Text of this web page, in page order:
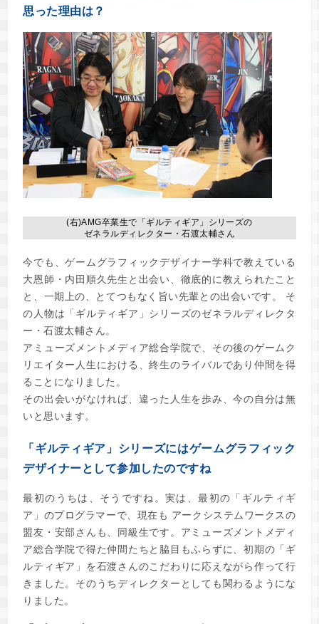
思った理由は？
(右)AMG卒業生で「ギルティギア」シリーズの
ゼネラルディレクター・石渡太輔さん
今でも、ゲームグラフィックデザイナー学科で教えている
大恩師・内田順久先生と出会い、徹底的に教えられたこと
と、一期上の、とてつもなく旨い先輩との出会いです。 そ
の人物は「ギルティギア」シリーズのゼネラルディレクタ
ー・石渡太輔さん。
アミューズメントメディア総合学院で、その後のゲームク
リエイター人生における、終生のライバルであり仲間を得
ることになりました。
その出会いがなければ、違った人生を歩み、今の自分は無
いと思います。
「ギルティギア」シリーズにはゲームグラフィック
デザイナーとして参加したのですね
最初のうちは、そうですね。実は、最初の「ギルティギ
ア」のプログラマーで、現在も アークシステムワークスの
盟友・安部さんも、同級生です。アミューズメントメディ
ア総合学院で得た仲間たちと脇目もふらずに、初期の「ギ
ルティギア」を石渡さんのこだわりに応えながら作って行
きました。そのうちディレクターとしても関わるようにな
りました。